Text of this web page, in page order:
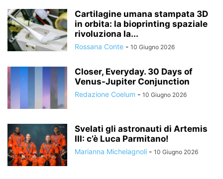
Cartilagine umana stampata 3D
in orbita: la bioprinting spaziale
rivoluziona la...
Rossana Conte - 10 Giugno 2026
Closer, Everyday. 30 Days of
Venus-Jupiter Conjunction
Redazione Coelum - 10 Giugno 2026
Svelati gli astronauti di Artemis
III: c’è Luca Parmitano!
Marianna Michelagnoli - 10 Giugno 2026